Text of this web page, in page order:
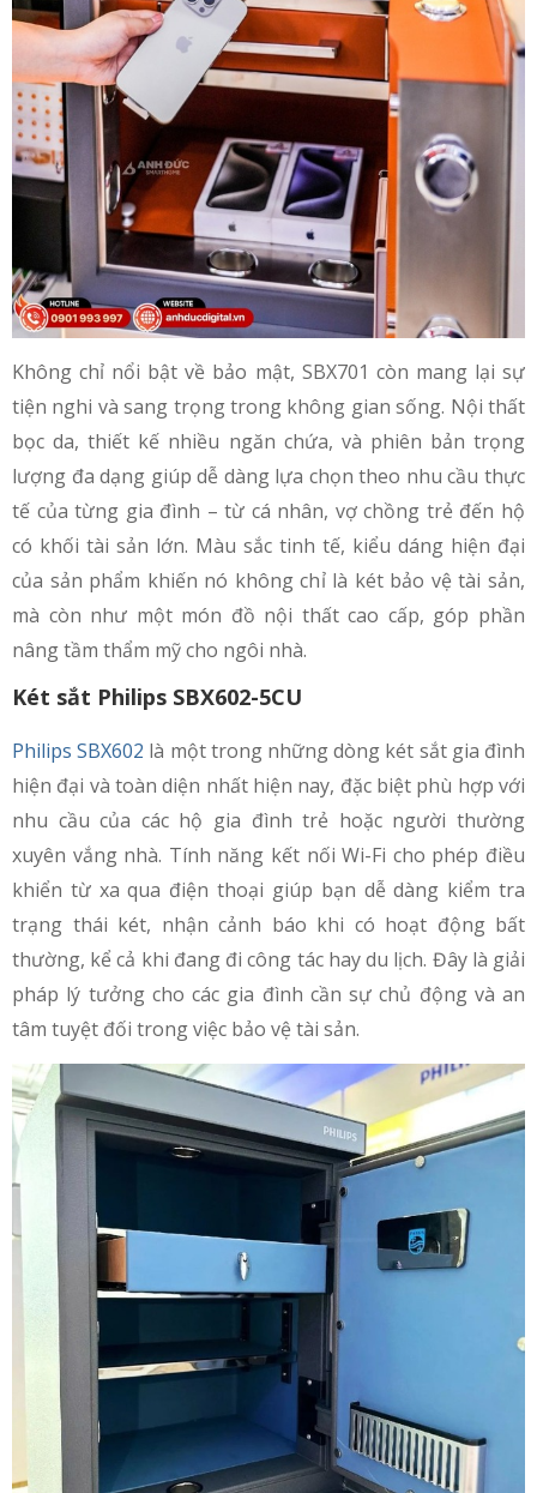
Không chỉ nổi bật về bảo mật, SBX701 còn mang lại sự
tiện nghi và sang trọng trong không gian sống. Nội thất
bọc da, thiết kế nhiều ngăn chứa, và phiên bản trọng
lượng đa dạng giúp dễ dàng lựa chọn theo nhu cầu thực
tế của từng gia đình – từ cá nhân, vợ chồng trẻ đến hộ
có khối tài sản lớn. Màu sắc tinh tế, kiểu dáng hiện đại
của sản phẩm khiến nó không chỉ là két bảo vệ tài sản,
mà còn như một món đồ nội thất cao cấp, góp phần
nâng tầm thẩm mỹ cho ngôi nhà.
Két sắt Philips SBX602-5CU
Philips SBX602 là một trong những dòng két sắt gia đình
hiện đại và toàn diện nhất hiện nay, đặc biệt phù hợp với
nhu cầu của các hộ gia đình trẻ hoặc người thường
xuyên vắng nhà. Tính năng kết nối Wi-Fi cho phép điều
khiển từ xa qua điện thoại giúp bạn dễ dàng kiểm tra
trạng thái két, nhận cảnh báo khi có hoạt động bất
thường, kể cả khi đang đi công tác hay du lịch. Đây là giải
pháp lý tưởng cho các gia đình cần sự chủ động và an
tâm tuyệt đối trong việc bảo vệ tài sản.